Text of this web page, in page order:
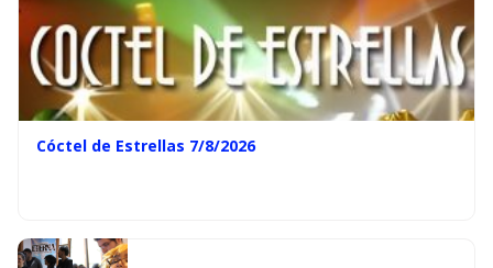
Cóctel de Estrellas 7/8/2026